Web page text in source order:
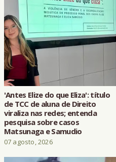
'Antes Elize do que Eliza': título
de TCC de aluna de Direito
viraliza nas redes; entenda
pesquisa sobre casos
Matsunaga e Samudio
07 agosto, 2026